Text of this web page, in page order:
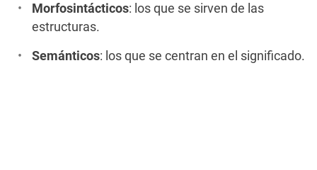
Morfosintácticos: los que se sirven de las
estructuras.
Semánticos: los que se centran en el significado.